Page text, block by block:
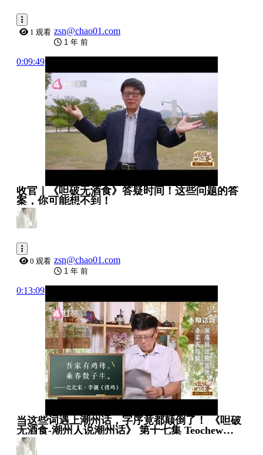
1 观看 zsn@chao01.com
1 年 前
0:09:49
收官｜《呾破无酒食》答疑时间！这些问题的答
案，你可能想不到！
0 观看 zsn@chao01.com
1 年 前
0:13:09
当这些词遇上潮州话，字序竟都颠倒了！ 《呾破
无酒食-潮州人说潮州话》 第十七集 Teochew
Dialect